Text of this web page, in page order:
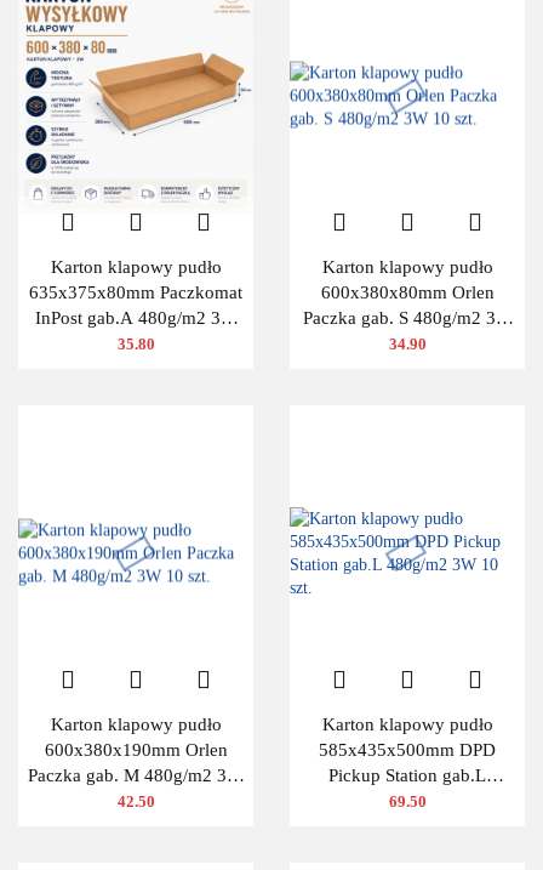
Karton klapowy pudło
635x375x80mm Paczkomat
InPost gab.A 480g/m2 3W
10 szt.
35.80
Karton klapowy pudło
600x380x80mm Orlen
Paczka gab. S 480g/m2 3W
10 szt.
34.90
Karton klapowy pudło
600x380x190mm Orlen
Paczka gab. M 480g/m2 3W
10 szt.
42.50
Karton klapowy pudło
585x435x500mm DPD
Pickup Station gab.L
480g/m2 3W 10 szt.
69.50